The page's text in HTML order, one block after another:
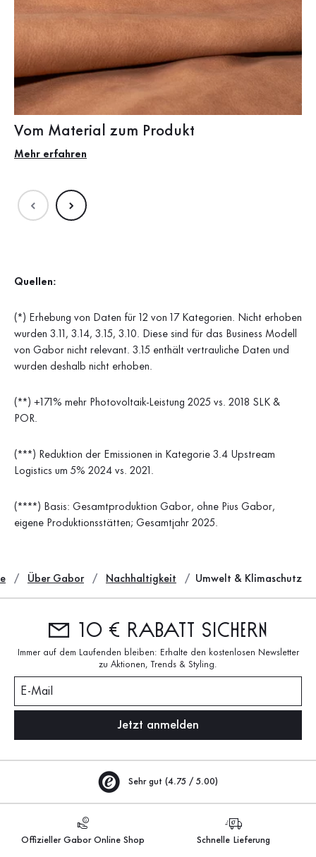
Vom Material zum Produkt
Mehr erfahren
Quellen:
(*) Erhebung von Daten für 12 von 17 Kategorien. Nicht erhoben
wurden 3.11, 3.14, 3.15, 3.10. Diese sind für das Business Modell
von Gabor nicht relevant. 3.15 enthält vertrauliche Daten und
wurden deshalb nicht erhoben.
(**) +171% mehr Photovoltaik-Leistung 2025 vs. 2018 SLK &
POR.
(***) Reduktion der Emissionen in Kategorie 3.4 Upstream
Logistics um 5% 2024 vs. 2021.
(****) Basis: Gesamtproduktion Gabor, ohne Pius Gabor,
eigene Produktionsstätten; Gesamtjahr 2025.
Über Gabor Nachhaltigkeit Umwelt & Klimaschutz
10 € Rabatt sichern
Immer auf dem Laufenden bleiben: Erhalte den kostenlosen Newsletter
zu Aktionen, Trends & Styling.
Jetzt anmelden
Sehr gut (4.75 / 5.00)
Offizieller Gabor Online Shop Schnelle Lieferung